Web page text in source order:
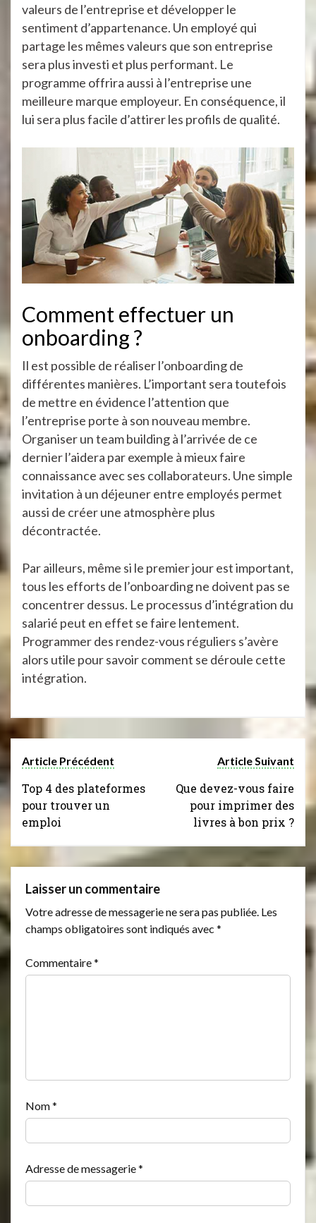
valeurs de l’entreprise et développer le
sentiment d’appartenance. Un employé qui
partage les mêmes valeurs que son entreprise
sera plus investi et plus performant. Le
programme offrira aussi à l’entreprise une
meilleure marque employeur. En conséquence, il
lui sera plus facile d’attirer les profils de qualité.
Comment effectuer un
onboarding ?
Il est possible de réaliser l’onboarding de
différentes manières. L’important sera toutefois
de mettre en évidence l’attention que
l’entreprise porte à son nouveau membre.
Organiser un team building à l’arrivée de ce
dernier l’aidera par exemple à mieux faire
connaissance avec ses collaborateurs. Une simple
invitation à un déjeuner entre employés permet
aussi de créer une atmosphère plus
décontractée.
Par ailleurs, même si le premier jour est important,
tous les efforts de l’onboarding ne doivent pas se
concentrer dessus. Le processus d’intégration du
salarié peut en effet se faire lentement.
Programmer des rendez-vous réguliers s’avère
alors utile pour savoir comment se déroule cette
intégration.
Article Précédent
Top 4 des plateformes
pour trouver un
emploi
Article Suivant
Que devez-vous faire
pour imprimer des
livres à bon prix ?
Laisser un commentaire
Votre adresse de messagerie ne sera pas publiée. Les
champs obligatoires sont indiqués avec *
Commentaire*
Nom*
Adresse de messagerie*